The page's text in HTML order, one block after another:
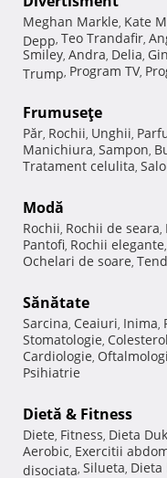
Meghan Markle, Kate
Depp, Teo Trandafir,
Smiley, Andra, Delia,
Trump, Program TV,
Frumuseţe
Păr, Rochii, Unghii,
Manichiura, Sampon,
Tratament celulita,
Modă
Rochii, Rochii de seara,
Pantofi, Rochii elegante,
Ochelari de soare,
Sănătate
Sarcina, Ceaiuri, Inima,
Stomatologie, Colesterol
Cardiologie,
Psihiatrie
Dietă & Fitness
Diete, Fitness, Dieta
Aerobic, Exercitii
disociata, Silueta, Dieta